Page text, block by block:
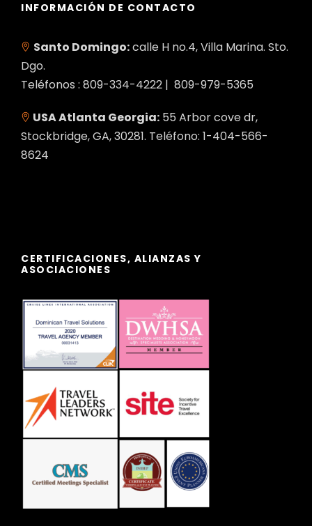
INFORMACIÓN DE CONTACTO
Santo Domingo:calle H no.4, Villa Marina. Sto.
Dgo.
Teléfonos : 809-334-4222 | 809-979-5365
USA Atlanta Georgia: 55 Arbor cove dr,
Stockbridge, GA, 30281. Teléfono: 1-404-566-
8624
CERTIFICACIONES, ALIANZAS Y
ASOCIACIONES